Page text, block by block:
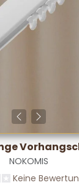
NOKOMIS
Keine